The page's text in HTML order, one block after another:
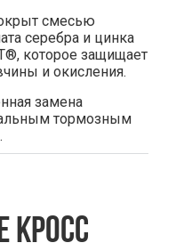
смесью
серебра и цинка
которое защищает
и окисления.
замена
тормозным
КРОСС